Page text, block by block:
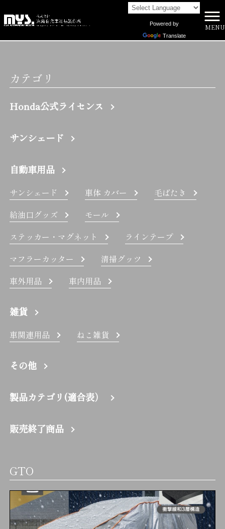
Powered by
Translate
MENU
GTO | 株式会社向島自動車用品製作所
カテゴリ
Honda公式ライセンス
サンシェード
自動車用品
サンシェード 車体 カバー
毛ばたき
給油口グッズ
モール
ステッカー・マグネット
ラインテープ
マフラーカッター
清掃グッツ
車外用品
車内用品
雑貨
車関連用品 ねこ雑貨
その他
製品カテゴリ(適合表）
販売終了商品
GTO